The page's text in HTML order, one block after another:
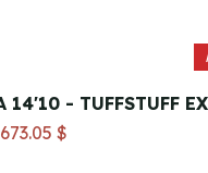
14'10 - TUFFSTUFF
$